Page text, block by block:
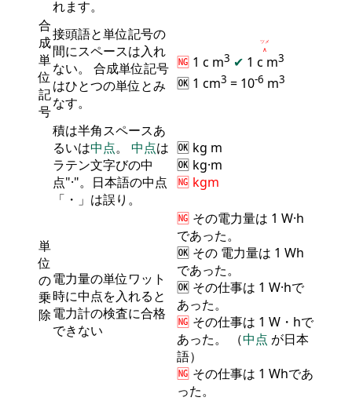
れます。
合
成
単
位
記
号
接頭語と単位記号の
間にスペースは入れ
ない。 合成単位記号
はひとつの単位とみ
なす。
🆖 1 c m3 ✔ 1 c
∧
ツメ
m3
🆗 1 cm3 = 10-6 m3
単
位
の
乗
除
積は半角スペースあ
るいは中点。 中点は
ラテン文字びの中
点"·"。日本語の中点
「・」は誤り。
🆗 kg m
🆗 kg·m
🆖 kgm
電力量の単位ワット
時に中点を入れると
電力計の検査に合格
できない
🆖 その電力量は 1 W·h
であった。
🆗 その 電力量は 1 Wh
であった。
🆗 その仕事は 1 W·hで
あった。
🆖 その仕事は 1 W・hで
あった。 （中点 が日本
語）
🆖 その仕事は 1 Whであ
った。